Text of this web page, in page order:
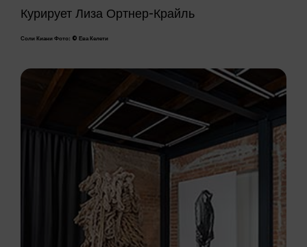
Курирует Лиза Ортнер-Крайль
Соли Киани Фото: © Ева Келети